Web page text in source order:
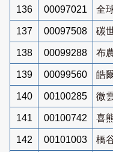
136 00097021 全
137 00097508 碳
138 00099288 布
139 00099560 皓
140 00100285 微
141 00100742 喜
142 00101003 橋